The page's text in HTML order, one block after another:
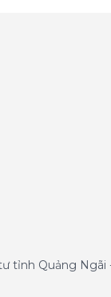
tỉnh Quảng